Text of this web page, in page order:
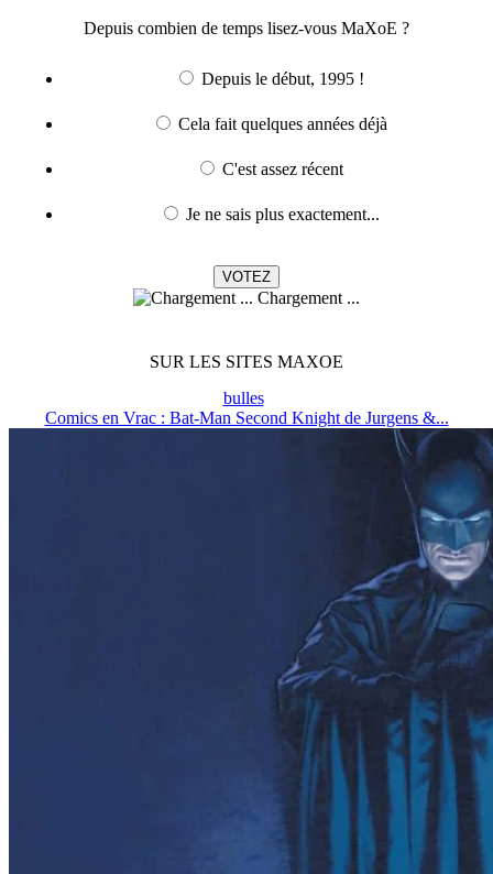
Depuis combien de temps lisez-vous MaXoE ?
Depuis le début, 1995 !
Cela fait quelques années déjà
C'est assez récent
Je ne sais plus exactement...
Chargement ...
SUR LES SITES MAXOE
bulles
Comics en Vrac : Bat-Man Second Knight de Jurgens &...